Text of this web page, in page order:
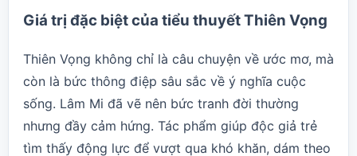
Giá trị đặc biệt của tiểu thuyết Thiên Vọng
Thiên Vọng không chỉ là câu chuyện về ước mơ, mà
còn là bức thông điệp sâu sắc về ý nghĩa cuộc
sống. Lâm Mi đã vẽ nên bức tranh đời thường
nhưng đầy cảm hứng. Tác phẩm giúp độc giả trẻ
tìm thấy động lực để vượt qua khó khăn, dám theo